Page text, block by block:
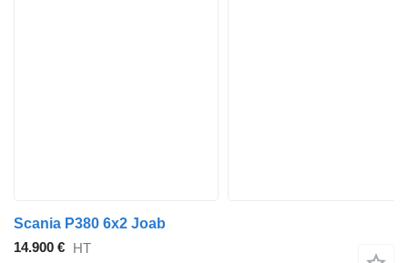
Scania P380 6x2 Joab
14.900 € HT